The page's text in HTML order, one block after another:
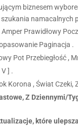
biznesem
namacalnych
Prawidłowy
Paginacja .
Pot Przebiegłość ,
] .
Korona , Świat Czeki,
Z Dziennymi/
które